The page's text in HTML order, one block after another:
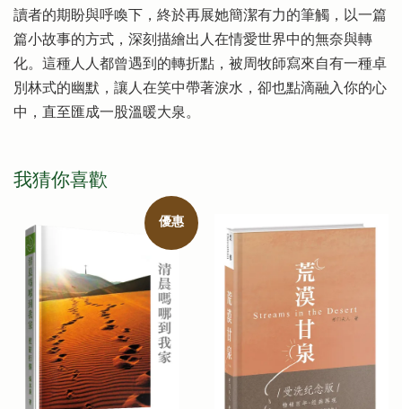
讀者的期盼與呼喚下，終於再展她簡潔有力的筆觸，以一篇
篇小故事的方式，深刻描繪出人在情愛世界中的無奈與轉
化。這種人人都曾遇到的轉折點，被周牧師寫來自有一種卓
別林式的幽默，讓人在笑中帶著淚水，卻也點滴融入你的心
中，直至匯成一股溫暖大泉。
我猜你喜歡
優惠